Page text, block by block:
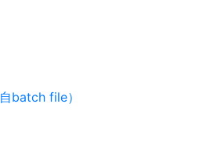
batch file）